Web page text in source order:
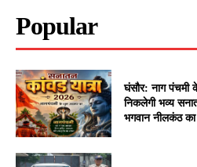
Popular
घंसौर: नाग
निकलेगी भव्य
भगवान नीलकंठ